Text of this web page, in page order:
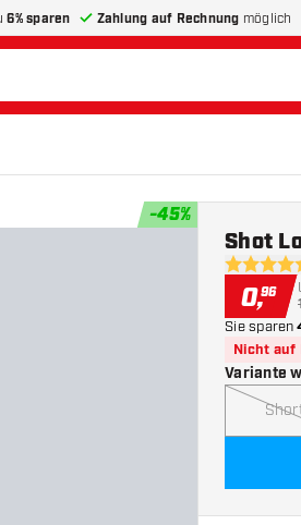
6% sparen Zahlung auf Rechnung möglich
-45%
4.5
Shot
0,96
Sie sparen
Nicht auf
Variante